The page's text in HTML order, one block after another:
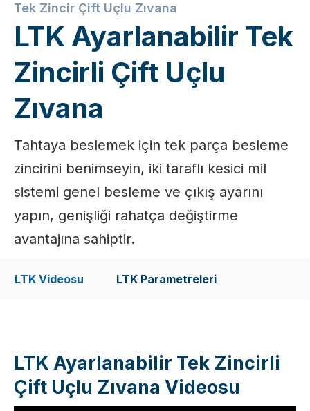
Tek Zincir Çift Uçlu Zıvana
LTK Ayarlanabilir Tek
Zincirli Çift Uçlu
Zıvana
Tahtaya beslemek için tek parça besleme
zincirini benimseyin, iki taraflı kesici mil
sistemi genel besleme ve çıkış ayarını
yapın, genişliği rahatça değiştirme
avantajına sahiptir.
LTK Videosu LTK Parametreleri
LTK Ayarlanabilir Tek Zincirli
Çift Uçlu Zıvana Videosu